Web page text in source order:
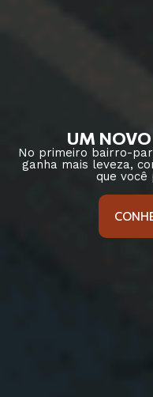
UM
No primeiro bairro-
ganha mais leveza,
que